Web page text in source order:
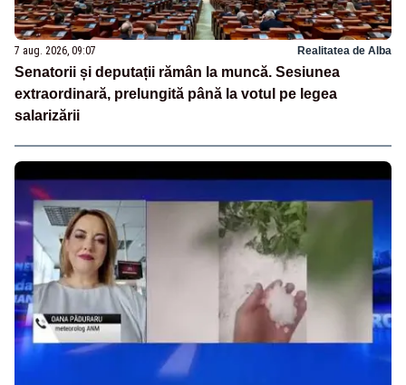
7 aug. 2026, 09:07 Realitatea de Alba
Senatorii și deputații rămân la muncă. Sesiunea
extraordinară, prelungită până la votul pe legea
salarizării